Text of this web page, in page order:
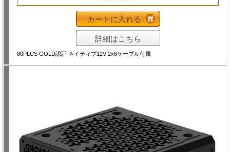
カートに入れる
詳細はこちら
80PLUS GOLD認証 ネイティブ12V-2x6ケーブル付属